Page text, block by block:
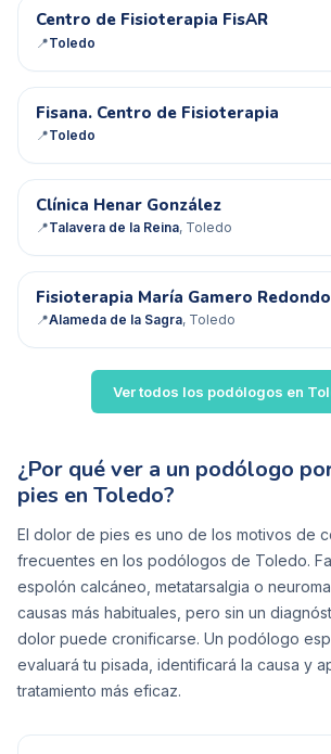
CD
Centro de Fisioterapia FisAR
📍Toledo
FC
Fisana. Centro de Fisioterapia
📍Toledo
CH
Clínica Henar González
📍Talavera de la Reina, Toledo
FM
Fisioterapia María Gamero Redondo
📍Alameda de la Sagra, Toledo
Ver todos los podólogos en
¿Por qué ver a un podólogo
pies en Toledo?
El dolor de pies es uno de los motivos de
frecuentes en los podólogos de Toledo.
espolón calcáneo, metatarsalgia o
causas más habituales, pero sin un
dolor puede cronificarse. Un podólogo
evaluará tu pisada, identificará la causa y
tratamiento más eficaz.